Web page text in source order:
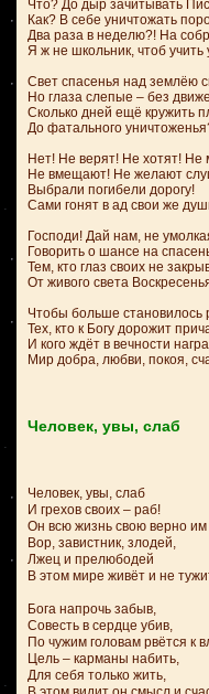
Что? До дыр зачитывать
Как? В себе уничтожать
Два раза в неделю?! На
Я ж не школьник, чтоб учить
Свет спасенья над землёю
Но глаза слепые – без
Сколько дней ещё кружить
До фатального
Нет! Не верят! Не хотят! Не
Не вмещают! Не желают
Выбрали погибели дорогу!
Сами гонят в ад свои же
Господи! Дай нам, не
Говорить о шансе на
Тем, кто глаз своих не
От живого света
Чтобы больше становилось
Тех, кто к Богу дорожит
И кого ждёт в вечности
Мир добра, любви, покоя,
Человек, увы, слаб
Человек, увы, слаб
И грехов своих – раб!
Он всю жизнь свою верно им
Вор, завистник, злодей,
Лжец и прелюбодей
В этом мире живёт и не
Бога напрочь забыв,
Совесть в сердце убив,
По чужим головам рвётся к
Цель – карманы набить,
Для себя только жить,